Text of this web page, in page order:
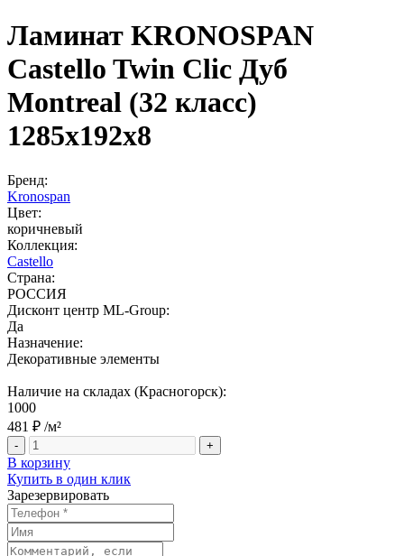
Ламинат KRONOSPAN
Castello Twin Clic Дуб
Montreal (32 класс)
1285х192х8
Бренд:
Kronospan
Цвет:
коричневый
Коллекция:
Castello
Страна:
РОССИЯ
Дисконт центр ML-Group:
Да
Назначение:
Декоративные элементы
Наличие на складах (Красногорск):
1000
481 ₽ /м²
- +
В корзину
Купить в один клик
Зарезервировать